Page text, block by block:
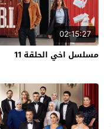
02:15:27
مسلسل اخي الحلقة 11